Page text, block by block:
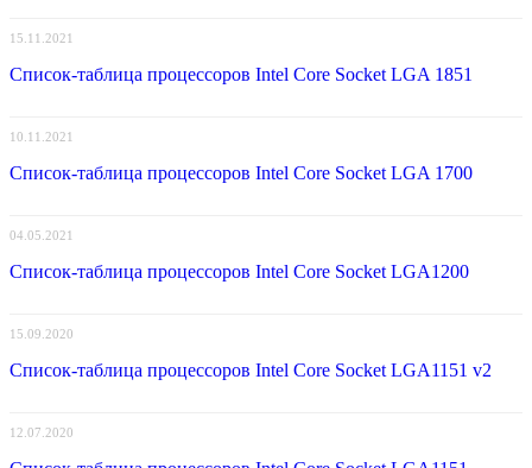
15.11.2021
Список-таблица процессоров Intel Core Socket LGA 1851
10.11.2021
Список-таблица процессоров Intel Core Socket LGA 1700
04.05.2021
Список-таблица процессоров Intel Core Socket LGA1200
15.09.2020
Список-таблица процессоров Intel Core Socket LGA1151 v2
12.07.2020